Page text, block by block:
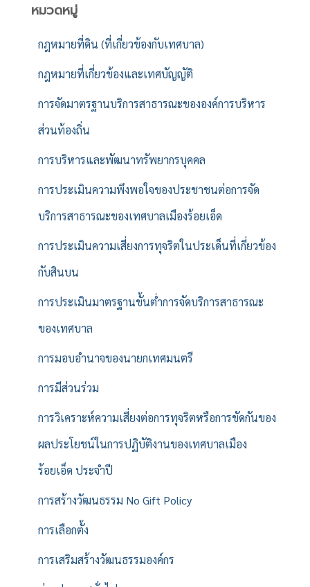
หมวดหมู่
กฎหมายที่ดิน (ที่เกี่ยวข้องกับเทศบาล)
กฎหมายที่เกี่ยวข้องและเทศบัญญัติ
การจัดมาตรฐานบริการสาธารณะขององค์การบริหาร
ส่วนท้องถิ่น
การบริหารและพัฒนาทรัพยากรบุคคล
การประเมินความพึงพอใจของประชาชนต่อการจัด
บริการสาธารณะของเทศบาลเมืองร้อยเอ็ด
การประเมินความเสี่ยงการทุจริตในประเด็นที่เกี่ยวข้อง
กับสินบน
การประเมินมาตรฐานขั้นต่ำการจัดบริการสาธารณะ
ของเทศบาล
การมอบอำนาจของนายกเทศมนตรี
การมีส่วนร่วม
การวิเคราะห์ความเสี่ยงต่อการทุจริตหรือการขัดกันของ
ผลประโยชน์ในการปฏิบัติงานของเทศบาลเมือง
ร้อยเอ็ด ประจำปี
การสร้างวัฒนธรรม No Gift Policy
การเลือกตั้ง
การเสริมสร้างวัฒนธรรมองค์กร